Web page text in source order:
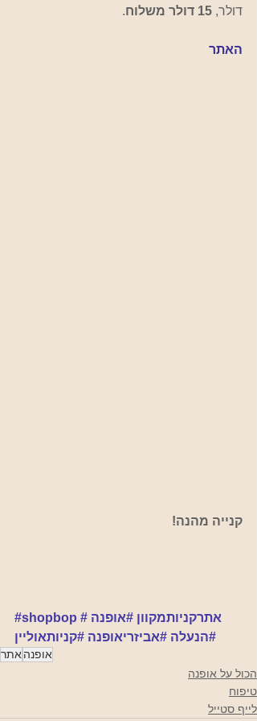
דולר, 15 דולר משלוח .
האתר
קנייה מהנה!
#shopbop #אתרקניותמקוון #אופנה
#הנעלה #אביזריאופנה #קניותאוליין
אופנה אתר
הכול על אופנה
טיפוח
לייף סטייל